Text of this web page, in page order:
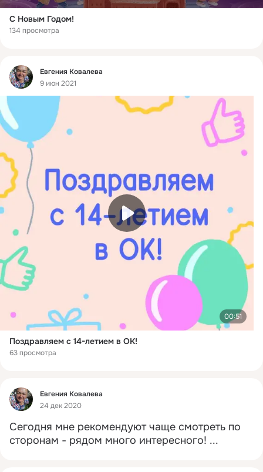
С Новым Годом!
134 просмотра
Фид
Евгения Ковалева
9 июн 2021
00:51
Поздравляем с 14-летием в ОК!
63 просмотра
Фид
Евгения Ковалева
24 дек 2020
Сегодня мне рекомендуют чаще смотреть по
сторонам - рядом много интересного! ...